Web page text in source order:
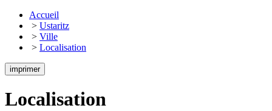
Accueil
> Ustaritz
> Ville
> Localisation
imprimer
Localisation